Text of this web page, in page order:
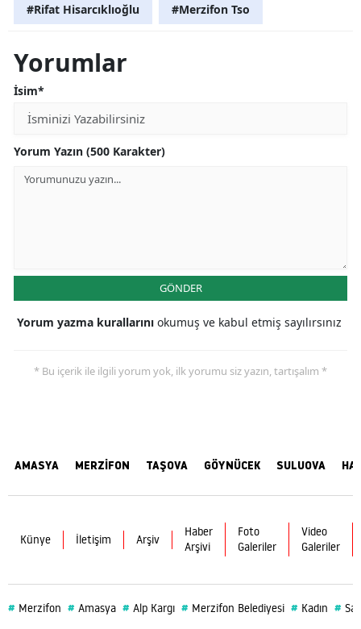
#Rifat Hisarcıklıoğlu #Merzifon Tso
Yorumlar
İsim*
Yorum Yazın (500 Karakter)
GÖNDER
Yorum yazma kurallarını okumuş ve kabul etmiş sayılırsınız
* Bu içerik ile ilgili yorum yok, ilk yorumu siz yazın, tartışalım *
AMASYA MERZİFON TAŞOVA GÖYNÜCEK SULUOVA
Künye İletişim Arşiv
Haber
Arşivi
Foto
Galeriler
Video
Galeriler
# Merzifon # Amasya # Alp Kargı # Merzifon Belediyesi # Kadın #